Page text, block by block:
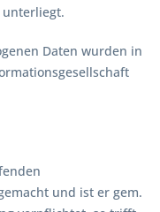
Daten wurden in
und ist er gem.